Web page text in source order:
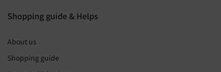
Shopping guide & Helps
About us
Shopping guide